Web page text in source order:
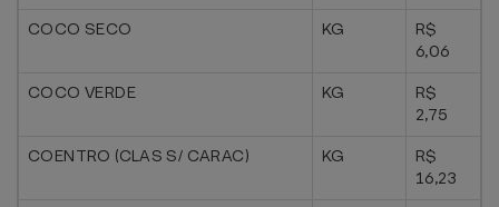
COCO SECO
KG
R$
6,06
COCO VERDE
KG
R$
2,75
COENTRO (CLAS S/ CARAC)
KG
R$
16,23